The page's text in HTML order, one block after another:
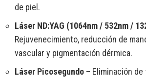
de piel.
Láser ND:YAG (1064nm / 532nm /
Rejuvenecimiento, reducción de
vascular y pigmentación dérmica.
Láser Picosegundo – Eliminación